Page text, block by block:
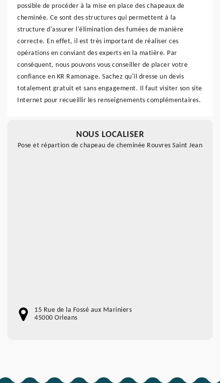
possible de procéder à la mise en place des chapeaux de
cheminée. Ce sont des structures qui permettent à la
structure d'assurer l'élimination des fumées de manière
correcte. En effet, il est très important de réaliser ces
opérations en conviant des experts en la matière. Par
conséquent, nous pouvons vous conseiller de placer votre
confiance en KR Ramonage. Sachez qu'il dresse un devis
totalement gratuit et sans engagement. Il faut visiter son site
Internet pour recueillir les renseignements complémentaires.
NOUS LOCALISER
Pose et répartion de chapeau de cheminée Rouvres Saint Jean
15 Rue de la Fossé aux Mariniers
45000 Orleans